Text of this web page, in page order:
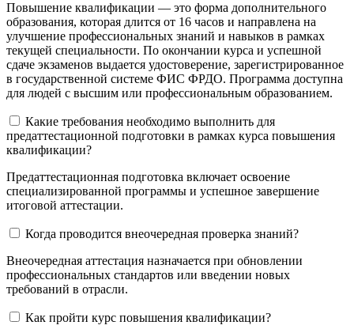
Повышение квалификации — это форма дополнительного
образования, которая длится от 16 часов и направлена на
улучшение профессиональных знаний и навыков в рамках
текущей специальности. По окончании курса и успешной
сдаче экзаменов выдается удостоверение, зарегистрированное
в государственной системе ФИС ФРДО. Программа доступна
для людей с высшим или профессиональным образованием.
Какие требования необходимо выполнить для
предаттестационной подготовки в рамках курса повышения
квалификации?
Предаттестационная подготовка включает освоение
специализированной программы и успешное завершение
итоговой аттестации.
Когда проводится внеочередная проверка знаний?
Внеочередная аттестация назначается при обновлении
профессиональных стандартов или введении новых
требований в отрасли.
Как пройти курс повышения квалификации?